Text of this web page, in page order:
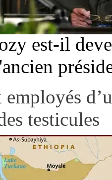
est-il
testicules